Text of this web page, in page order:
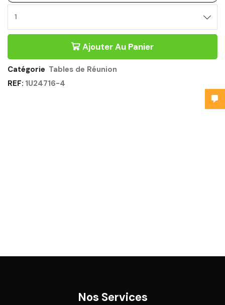
Ajouter Au Panier
Catégorie Tables de Réunion
REF: 1U24716-4
Nos Services